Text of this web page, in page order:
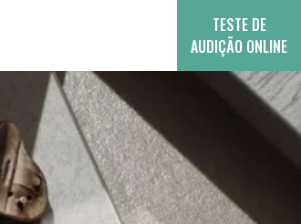
TESTE DE
AUDIÇÃO ONLINE